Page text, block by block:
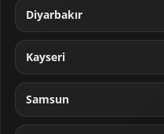
Diyarbakır
Kayseri
Samsun